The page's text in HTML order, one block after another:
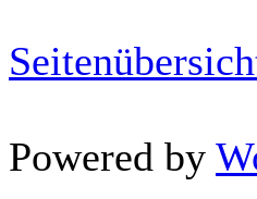
Powered by